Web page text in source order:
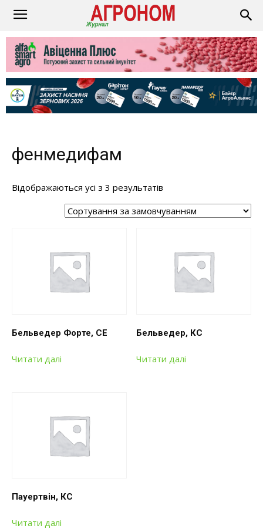
фенмедифам
Відображаються усі з 3 результатів
Бельведер Форте, СЕ
Читати далі
Бельведер, КС
Читати далі
Пауертвін, КС
Читати далі